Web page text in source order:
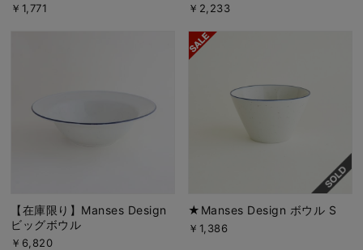
￥1,771 ￥2,233
【在庫限り】Manses Design
ビッグボウル
￥6,820
★Manses Design ボウル S
￥1,386